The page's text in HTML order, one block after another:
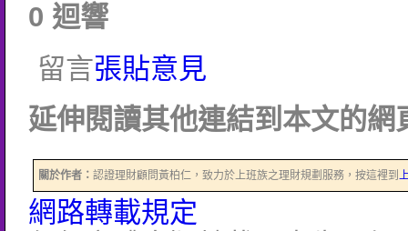
0 迴響
留言張貼意見
延伸閱讀其他連結到本文的網
關於作者： 認證理財顧問黃柏仁，致力於上班族之理財規劃服務，按這裡到
網路轉載規定